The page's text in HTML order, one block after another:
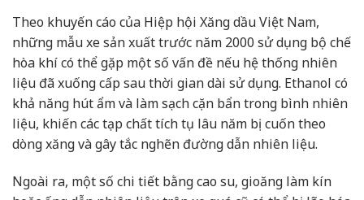
Theo khuyến cáo của Hiệp hội Xăng dầu Việt Nam,
những mẫu xe sản xuất trước năm 2000 sử dụng bộ chế
hòa khí có thể gặp một số vấn đề nếu hệ thống nhiên
liệu đã xuống cấp sau thời gian dài sử dụng. Ethanol có
khả năng hút ẩm và làm sạch cặn bẩn trong bình nhiên
liệu, khiến các tạp chất tích tụ lâu năm bị cuốn theo
dòng xăng và gây tắc nghẽn đường dẫn nhiên liệu.
Ngoài ra, một số chi tiết bằng cao su, gioăng làm kín